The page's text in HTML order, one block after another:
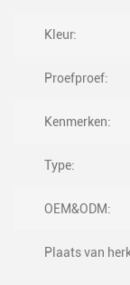
Kleur:
Proefproef:
Kenmerken:
Type:
OEM&ODM:
Plaats van